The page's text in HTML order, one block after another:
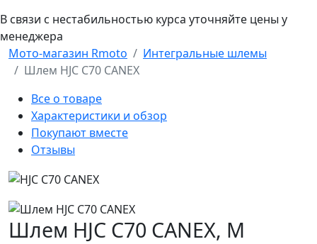
В связи с нестабильностью курса уточняйте цены у
менеджера
Мото-магазин Rmoto
Интегральные шлемы
Шлем HJC C70 CANEX
Все о товаре
Характеристики и обзор
Покупают вместе
Отзывы
Шлем HJC C70 CANEX, M